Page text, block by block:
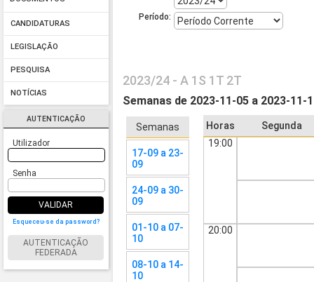
CANDIDATURAS
LEGISLAÇÃO
PESQUISA
NOTÍCIAS
AUTENTICAÇÃO
Utilizador
Senha
VALIDAR
Esqueceu-se da password?
AUTENTICAÇÃO
FEDERADA
Período:
2023/24 - A 1S 1T 2T
Semanas de 2023-11-05 a 2023-11-
Semanas
17-09 a 23-
09
24-09 a 30-
09
01-10 a 07-
10
08-10 a 14-
10
Horas
Segunda
19:00
20:00